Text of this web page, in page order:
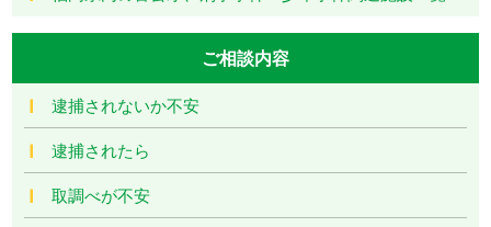
ご相談内容
逮捕されないか不安
逮捕されたら
取調べが不安